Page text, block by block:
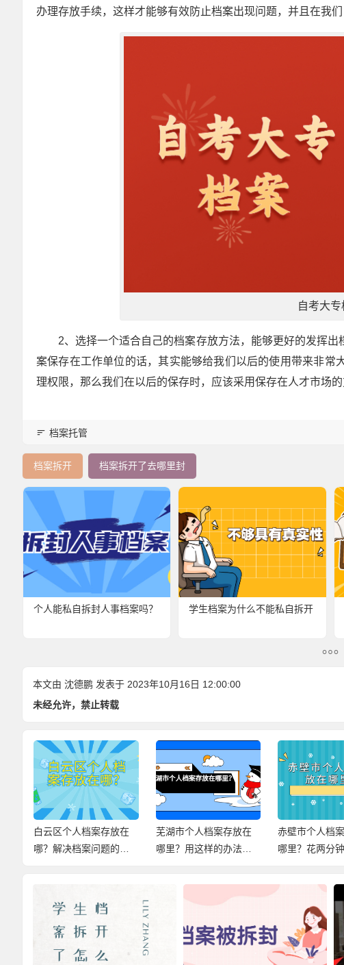
办理存放手续，这样才能够有效防止档案出现问题，并且在我
自考大专
2、选择一个适合自己的档案存放方法，能够更好的发挥
案保存在工作单位的话，其实能够给我们以后的使用带来非
理权限，那么我们在以后的保存时，应该采用保存在人才市场的
档案托管
档案拆开 档案拆开了去哪里封
个人能私自拆封人事档案吗？ 学生档案为什么不能私自拆开
本文由 沈德鹏 发表于 2023年10月16日 12:00:00
未经允许，禁止转载
白云区个人档案存放在
哪？解决档案问题的小
芜湖市个人档案存放在
哪里？用这样的办法，
赤壁市个人档
哪里？花两分钟